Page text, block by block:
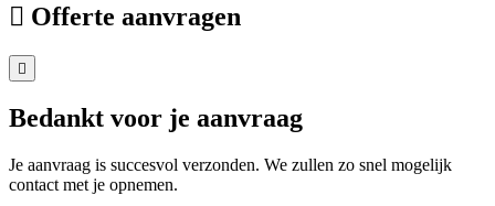
Offerte aanvragen
Bedankt voor je aanvraag
Je aanvraag is succesvol verzonden. We zullen zo snel mogelijk
contact met je opnemen.